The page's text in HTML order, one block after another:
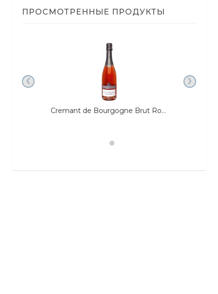
ПРОСМОТРЕННЫЕ ПРОДУКТЫ
Cremant de Bourgogne Brut Rose
‹ ›